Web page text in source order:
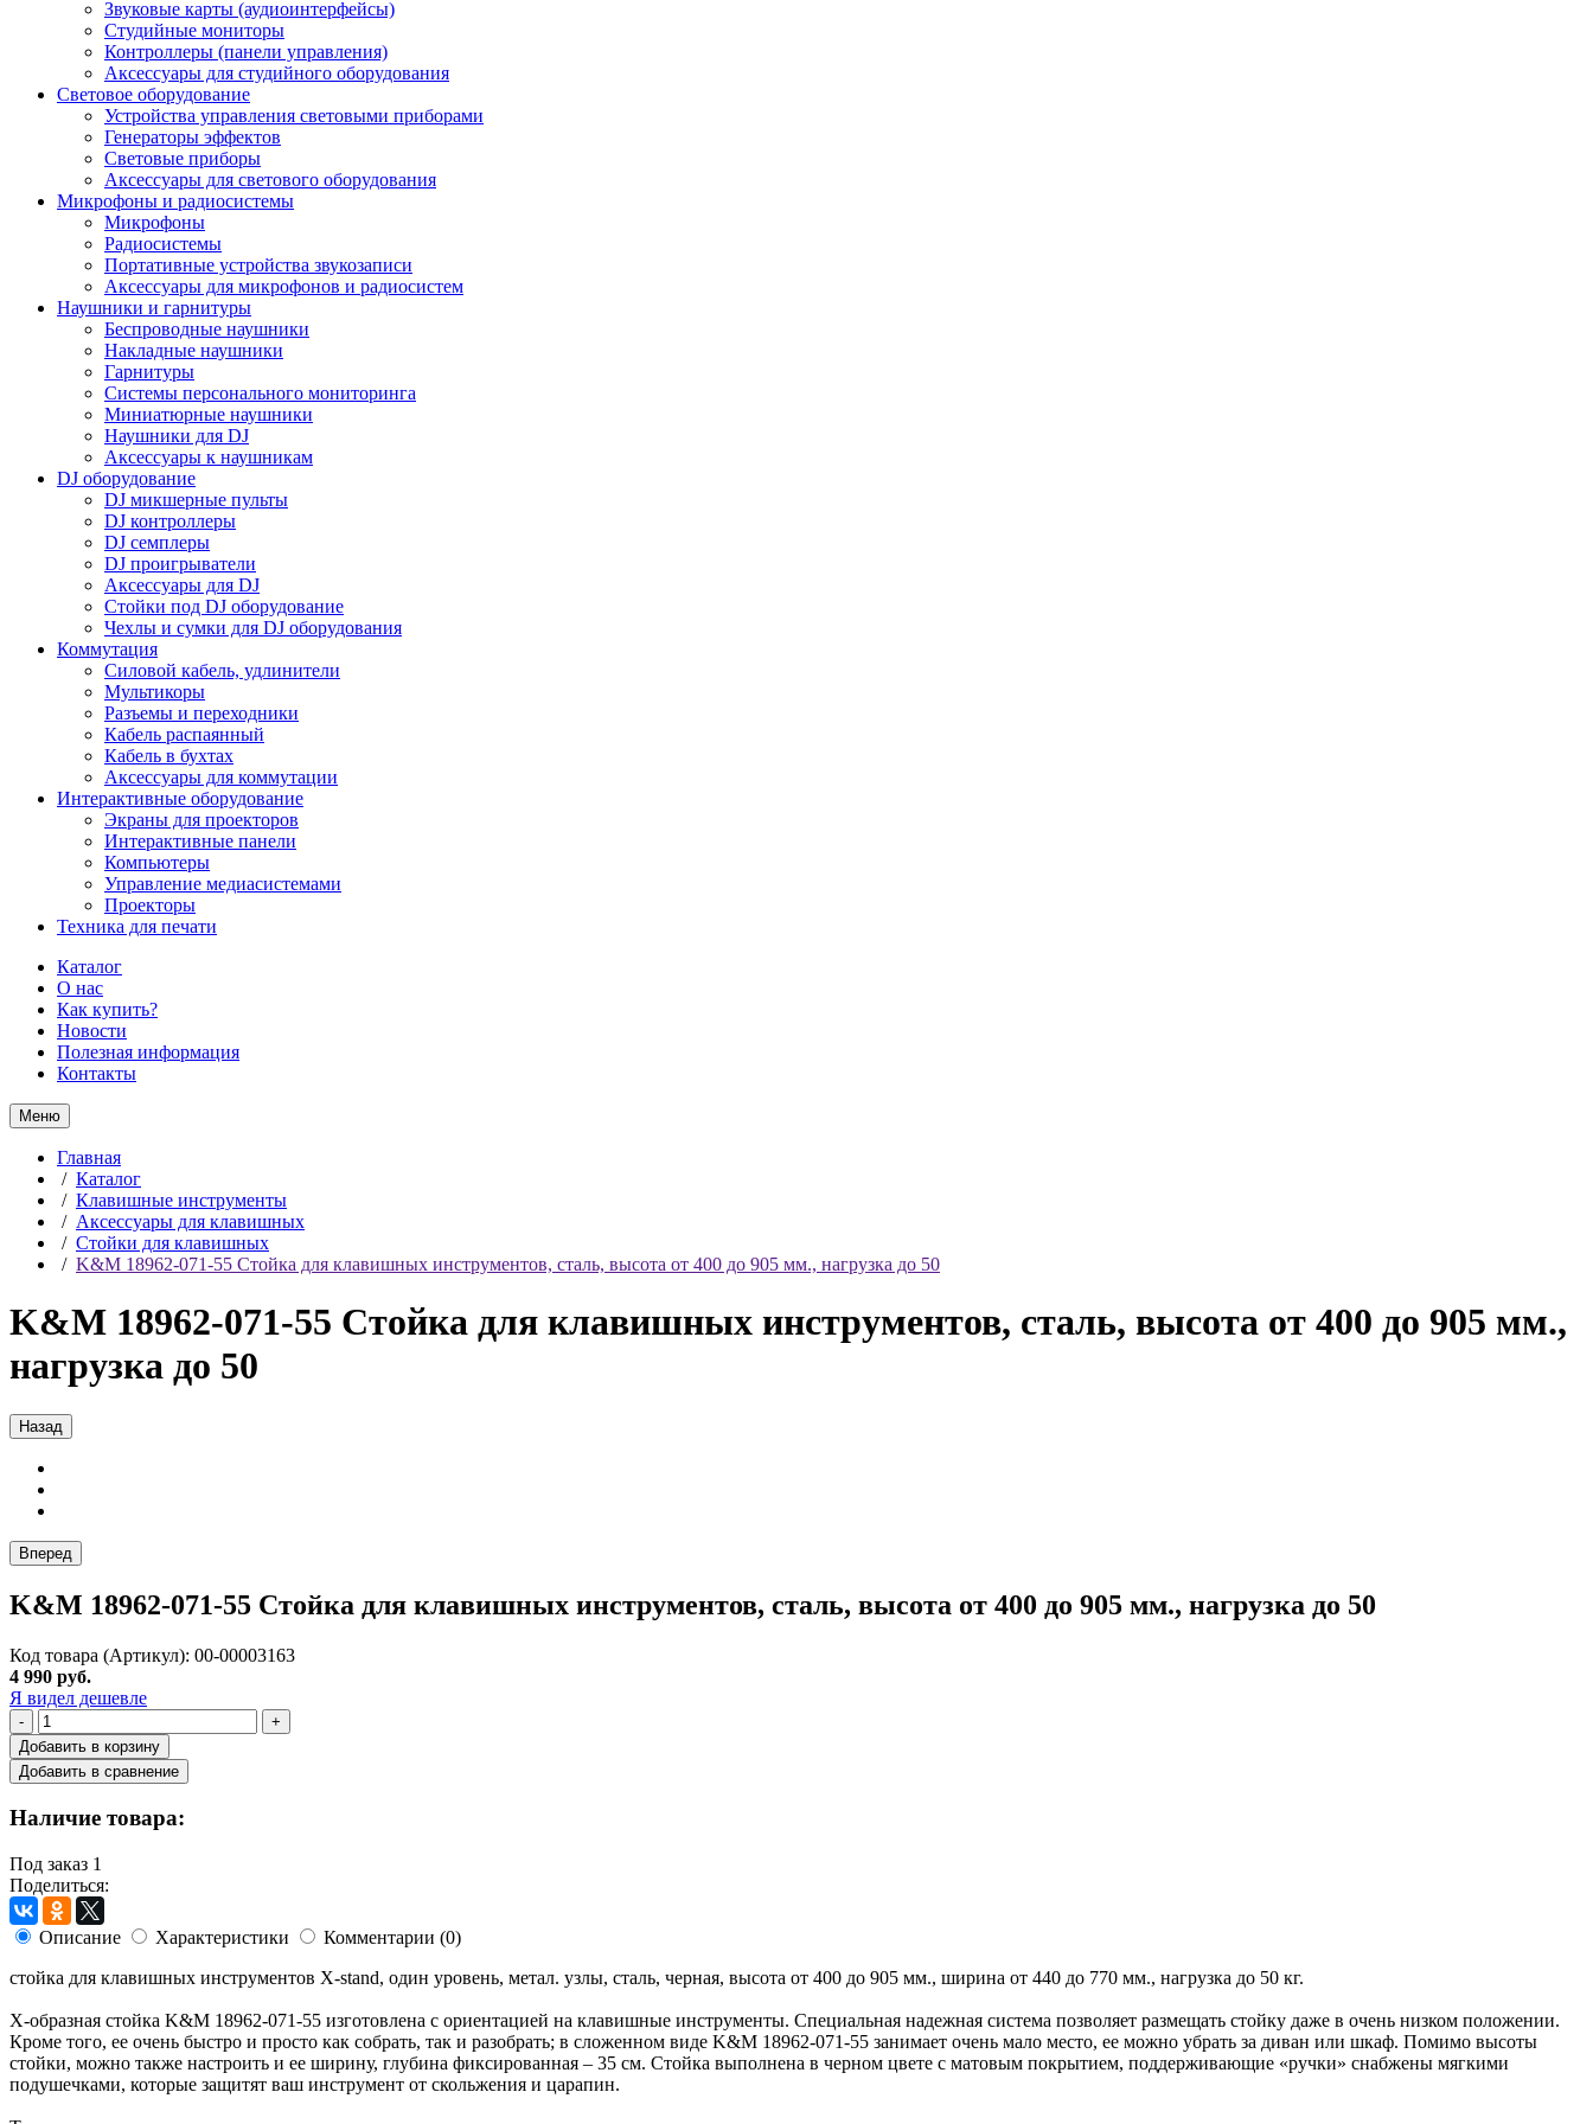
Звуковые карты (аудиоинтерфейсы)
Студийные мониторы
Контроллеры (панели управления)
Аксессуары для студийного оборудования
Световое оборудование
Устройства управления световыми приборами
Генераторы эффектов
Световые приборы
Аксессуары для светового оборудования
Микрофоны и радиосистемы
Микрофоны
Радиосистемы
Портативные устройства звукозаписи
Аксессуары для микрофонов и радиосистем
Наушники и гарнитуры
Беспроводные наушники
Накладные наушники
Гарнитуры
Системы персонального мониторинга
Миниатюрные наушники
Наушники для DJ
Аксессуары к наушникам
DJ оборудование
DJ микшерные пульты
DJ контроллеры
DJ семплеры
DJ проигрыватели
Аксессуары для DJ
Стойки под DJ оборудование
Чехлы и сумки для DJ оборудования
Коммутация
Силовой кабель, удлинители
Мультикоры
Разъемы и переходники
Кабель распаянный
Кабель в бухтах
Аксессуары для коммутации
Интерактивные оборудование
Экраны для проекторов
Интерактивные панели
Компьютеры
Управление медиасистемами
Проекторы
Техника для печати
Каталог
О нас
Как купить?
Новости
Полезная информация
Контакты
Меню
Главная
/ Каталог
/ Клавишные инструменты
/ Аксессуары для клавишных
/ Стойки для клавишных
/ K&M 18962-071-55 Стойка для клавишных инструментов, сталь, высота от 400 до 905 мм., нагрузка до 50
K&M 18962-071-55 Стойка для клавишных инструментов, сталь, высота от 400 до 905 мм.,
нагрузка до 50
Назад
Вперед
K&M 18962-071-55 Стойка для клавишных инструментов, сталь, высота от 400 до 905 мм., нагрузка до 50
Код товара (Артикул): 00-00003163
4 990 руб.
Я видел дешевле
-
+
Добавить в корзину
Добавить в сравнение
Наличие товара:
Под заказ 1
Поделиться:
Описание Характеристики
Комментарии (0)
стойка для клавишных инструментов X-stand, один уровень, метал. узлы, сталь, черная, высота от 400 до 905 мм., ширина от 440 до 770 мм., нагрузка до 50 кг.
Х-образная стойка K&M 18962-071-55 изготовлена с ориентацией на клавишные инструменты. Специальная надежная система позволяет размещать стойку даже в очень низком положении.
Кроме того, ее очень быстро и просто как собрать, так и разобрать; в сложенном виде K&M 18962-071-55 занимает очень мало место, ее можно убрать за диван или шкаф. Помимо высоты
стойки, можно также настроить и ее ширину, глубина фиксированная – 35 см. Стойка выполнена в черном цвете с матовым покрытием, поддерживающие «ручки» снабжены мягкими
подушечками, которые защитят ваш инструмент от скольжения и царапин.